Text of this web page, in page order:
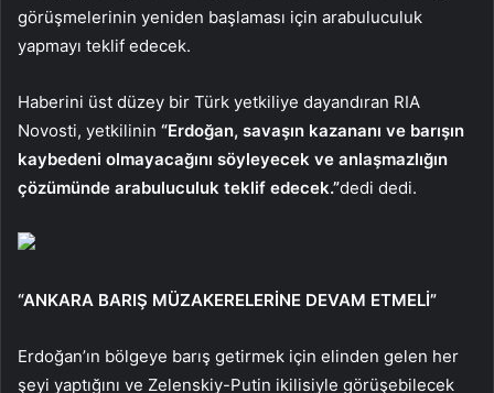
görüşmelerinin yeniden başlaması için arabuluculuk
yapmayı teklif edecek.
Haberini üst düzey bir Türk yetkiliye dayandıran RIA
Novosti, yetkilinin “Erdoğan, savaşın kazananı ve barışın
kaybedeni olmayacağını söyleyecek ve anlaşmazlığın
çözümünde arabuluculuk teklif edecek.”dedi dedi.
“ANKARA BARIŞ MÜZAKERELERİNE DEVAM ETMELİ”
Erdoğan’ın bölgeye barış getirmek için elinden gelen her
şeyi yaptığını ve Zelenskiy-Putin ikilisiyle görüşebilecek